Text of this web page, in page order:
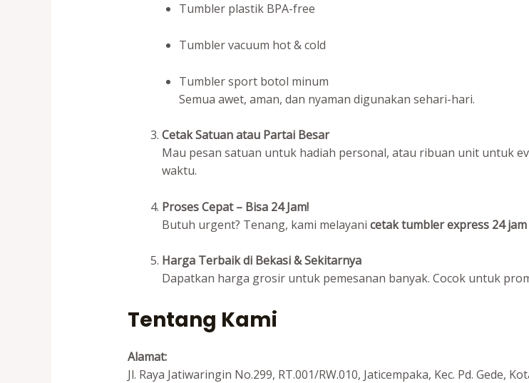
Tumbler plastik BPA-free
Tumbler vacuum hot & cold
Tumbler sport botol minum
Semua awet, aman, dan nyaman digunakan sehari-hari.
Cetak Satuan atau Partai Besar
Mau pesan satuan untuk hadiah personal, atau ribuan unit untuk
waktu.
Proses Cepat – Bisa 24 Jam!
Butuh urgent? Tenang, kami melayani cetak tumbler express 24 jam
Harga Terbaik di Bekasi & Sekitarnya
Dapatkan harga grosir untuk pemesanan banyak. Cocok untuk
Tentang Kami
Alamat:
Jl. Raya Jatiwaringin No.299, RT.001/RW.010, Jaticempaka, Kec. Pd. Gede,